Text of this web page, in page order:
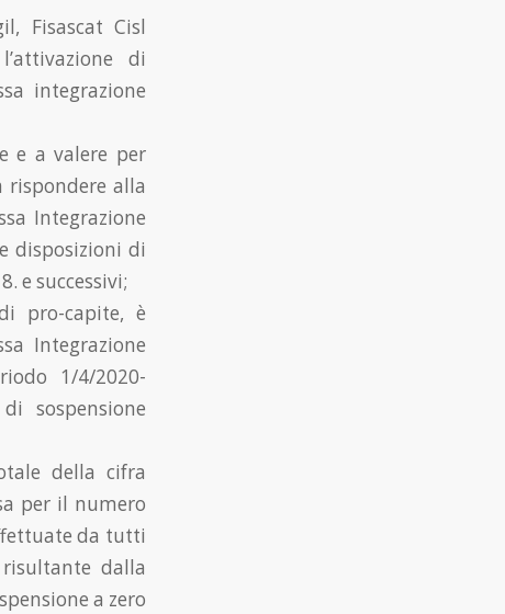
Fisascat Cisl
di
integrazione
e a valere per
alla
Integrazione
disposizioni di
e successivi;
pro-capite, è
Integrazione
1/4/2020-
sospensione
della cifra
per il numero
da tutti
dalla
a zero